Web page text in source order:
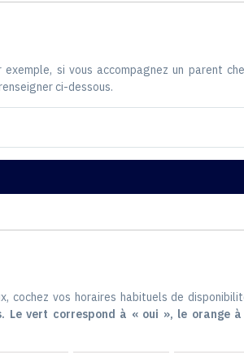
si vous accompagnez un parent
ci-dessous.
cochez vos horaires habituels de
Le vert correspond à « oui », le orange